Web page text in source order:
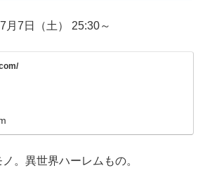
月7日（土） 25:30～
。異世界ハーレムもの。